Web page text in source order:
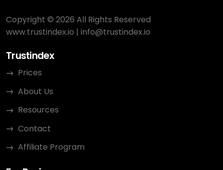
Copyright © 2026 All Rights Reserved
www.trustindex.io | info@trustindex.io
Trustindex
Prices
About Us
Resources
Contact
Affiliate Program